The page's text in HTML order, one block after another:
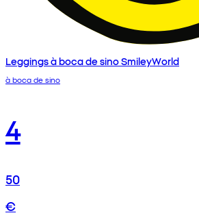
Leggings à boca de sino SmileyWorld
à boca de sino
4
50
€